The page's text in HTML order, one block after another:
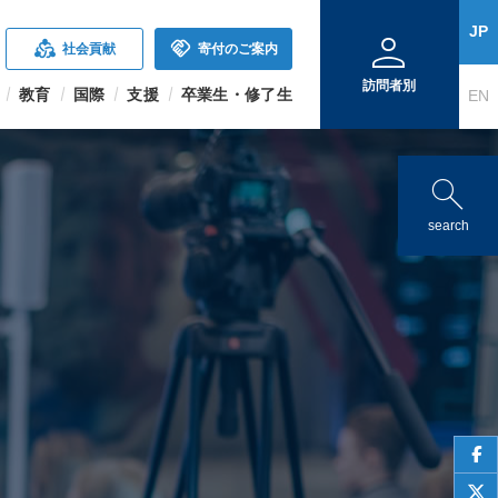
search
search
diversity_2 社会貢献 handshake 寄付のご案内
教育 国際 支援 卒業生・修了生
person
訪問者別
JP
EN